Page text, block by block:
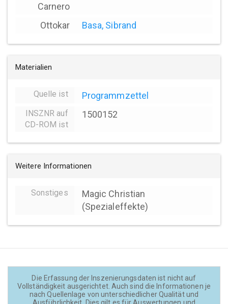
Carnero
Ottokar Basa, Sibrand
Materialien
Quelle ist Programmzettel
INSZNR auf
CD-ROM ist
1500152
Weitere Informationen
Sonstiges
Magic Christian
(Spezialeffekte)
Die Erfassung der Inszenierungsdaten ist nicht auf
Vollständigkeit ausgerichtet. Auch sind die Informationen je
nach Quellenlage von unterschiedlicher Qualität und